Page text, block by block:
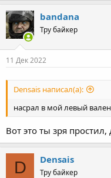
a
c
t
i
o
n
s
bandana
Тру байкер
11 Дек 2022
Densais написал(а):
насрал в мой левый
Вот это ты зря простил,
D Densais
Тру байкер